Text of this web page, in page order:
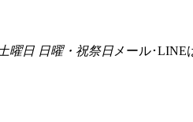
土曜日 日曜・祝祭日 メール･LINE